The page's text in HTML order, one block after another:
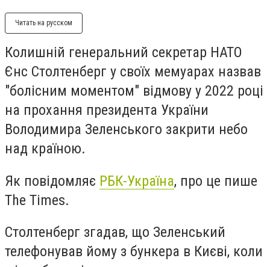
Читать на русском
Колишній генеральний секретар НАТО
Єнс Столтенберг у своїх мемуарах назвав
"болісним моментом" відмову у 2022 році
на прохання президента України
Володимира Зеленського закрити небо
над країною.
Як повідомляє РБК-Україна, про це пише
The Times.
Столтенберг згадав, що Зеленський
телефонував йому з бункера в Києві, коли